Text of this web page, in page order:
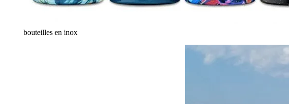
bouteilles en inox